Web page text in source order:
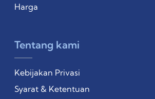
Harga
Tentang kami
Kebijakan Privasi
Syarat & Ketentuan